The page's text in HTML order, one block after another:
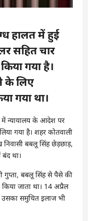
हालत में हुई
सहित चार
गया है।
के लिए
गया था।
में न्यायालय के आदेश पर
गया है। शहर कोतवाली
निवासी बबलू सिंह छेड़छाड़,
था।
गुप्ता, बबलू सिंह से पैसे की
जाता था। 14 अप्रैल
उसका समुचित इलाज भी